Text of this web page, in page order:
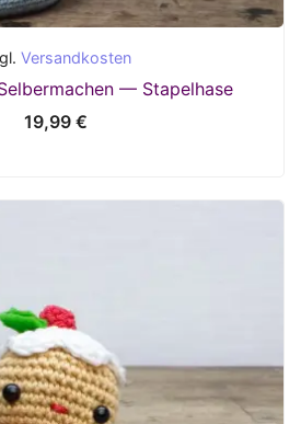
Versandkosten
— Stapelhase
19,99 €